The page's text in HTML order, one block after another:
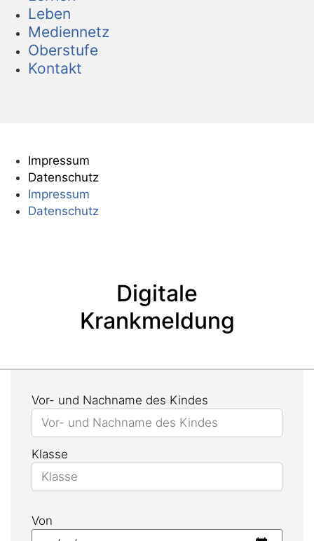
Leben
Mediennetz
Oberstufe
Kontakt
Impressum
Datenschutz
Impressum
Datenschutz
Digitale
Krankmeldung
Vor- und Nachname des Kindes
Klasse
Von